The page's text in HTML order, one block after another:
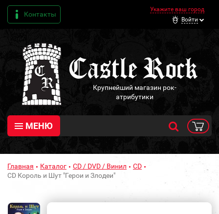
Контакты
Укажите ваш город
Войти
Крупнейший магазин рок-
атрибутики
МЕНЮ
Главная Каталог CD / DVD / Винил
CD
CD Король и Шут "Герои и Злодеи"